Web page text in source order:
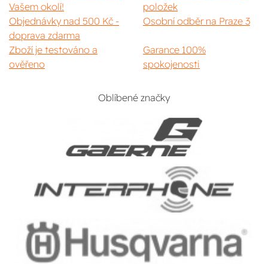
Vašem okolí!
položek
Objednávky nad 500 Kč -
doprava zdarma
Osobní odběr na Praze 3
Zboží je testováno a
ověřeno
Garance 100%
spokojenosti
Oblíbené značky